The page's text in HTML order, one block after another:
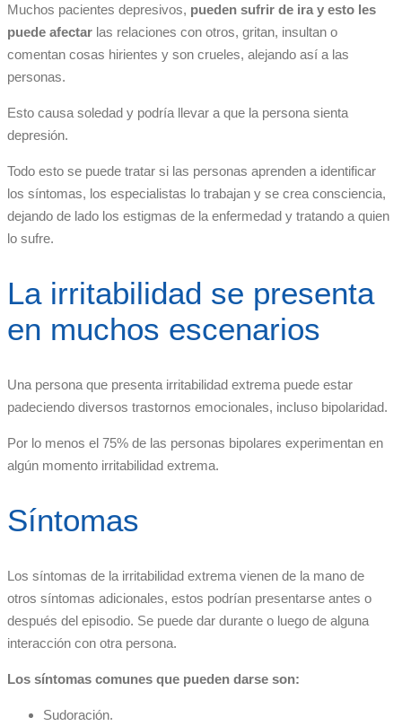
Muchos pacientes depresivos, pueden sufrir de ira y esto les
puede afectar las relaciones con otros, gritan, insultan o
comentan cosas hirientes y son crueles, alejando así a las
personas.
Esto causa soledad y podría llevar a que la persona sienta
depresión.
Todo esto se puede tratar si las personas aprenden a identificar
los síntomas, los especialistas lo trabajan y se crea consciencia,
dejando de lado los estigmas de la enfermedad y tratando a quien
lo sufre.
La irritabilidad se presenta
en muchos escenarios
Una persona que presenta irritabilidad extrema puede estar
padeciendo diversos trastornos emocionales, incluso bipolaridad.
Por lo menos el 75% de las personas bipolares experimentan en
algún momento irritabilidad extrema.
Síntomas
Los síntomas de la irritabilidad extrema vienen de la mano de
otros síntomas adicionales, estos podrían presentarse antes o
después del episodio. Se puede dar durante o luego de alguna
interacción con otra persona.
Los síntomas comunes que pueden darse son:
Sudoración.